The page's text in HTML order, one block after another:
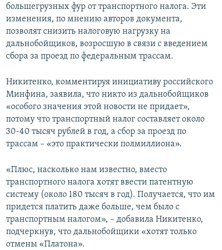
большегрузных фур от транспортного налога. Эти
изменения, по мнению авторов документа,
позволят снизить налоговую нагрузку на
дальнобойщиков, возросшую в связи с введением
сбора за проезд по федеральным трассам.
Никитенко, комментируя инициативу российского
Минфина, заявила, что никто из дальнобойщиков
«особого значения этой новости не придает»,
потому что транспортный налог составляет около
30-40 тысяч рублей в год, а сбор за проезд по
трассам – «это практически полмиллиона».
«Плюс, насколько нам известно, вместо
транспортного налога хотят ввести патентную
систему (около 180 тысяч в год). Получается, что им
придется платить даже больше, чем было с
транспортным налогом», – добавила Никитенко,
подчеркнув, что дальнобойщики «хотят только
отмены «Платона».